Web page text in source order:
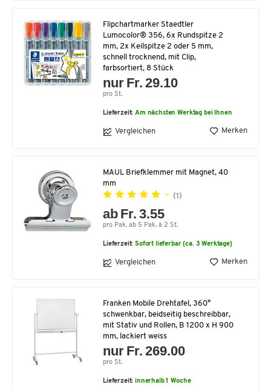
Flipchartmarker Staedtler
Lumocolor® 356, 6x Rundspitze 2
mm, 2x Keilspitze 2 oder 5 mm,
schnell trocknend, mit Clip,
farbsortiert, 8 Stück
nur Fr. 29.10
pro St.
Lieferzeit:Am nächsten Werktag bei Ihnen
Vergleichen Merken
MAUL Briefklemmer mit Magnet, 40
mm
(1)
ab Fr. 3.55
pro Pak. ab 5 Pak. à 2 St.
Lieferzeit:Sofort lieferbar (ca. 3 Werktage)
Vergleichen Merken
Franken Mobile Drehtafel, 360°
schwenkbar, beidseitig beschreibbar,
mit Stativ und Rollen, B 1200 x H 900
mm, lackiert weiss
nur Fr. 269.00
pro St.
Lieferzeit:innerhalb 1 Woche